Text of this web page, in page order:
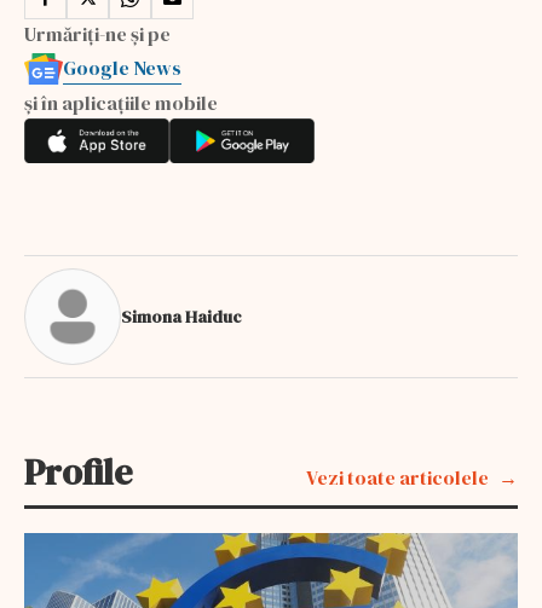
Urmăriți-ne și pe
Google News
și în aplicațiile mobile
Simona Haiduc
Profile Vezi toate articolele